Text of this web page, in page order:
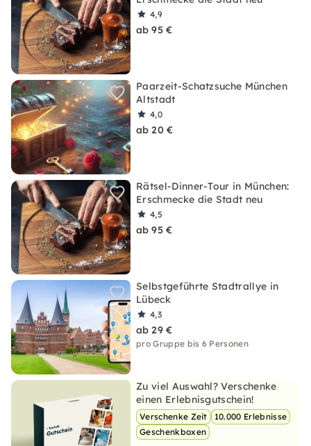
4,9
ab 95 €
Paarzeit-Schatzsuche München
Altstadt
4,0
ab 20 €
Rätsel-Dinner-Tour in München:
Erschmecke die Stadt neu
4,5
ab 95 €
Selbstgeführte Stadtrallye in
Lübeck
4,3
ab 29 €
pro Gruppe bis 6 Personen
Zu viel Auswahl? Verschenke
einen Erlebnisgutschein!
Verschenke Zeit
10.000 Erlebnisse
Geschenkboxen